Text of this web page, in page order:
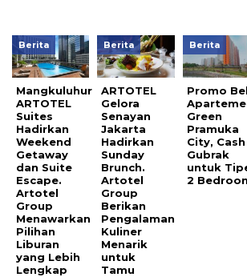
Berita
Mangkuluhur
ARTOTEL
Suites
Hadirkan
Weekend
Getaway
dan Suite
Escape.
Artotel
Group
Menawarkan
Pilihan
Liburan
yang Lebih
Lengkap
Berita
ARTOTEL
Gelora
Senayan
Jakarta
Hadirkan
Sunday
Brunch.
Artotel
Group
Berikan
Pengalaman
Kuliner
Menarik
untuk
Tamu
Berita
Promo
Green
Pramuka
City, Cash
Gubrak
untuk
2